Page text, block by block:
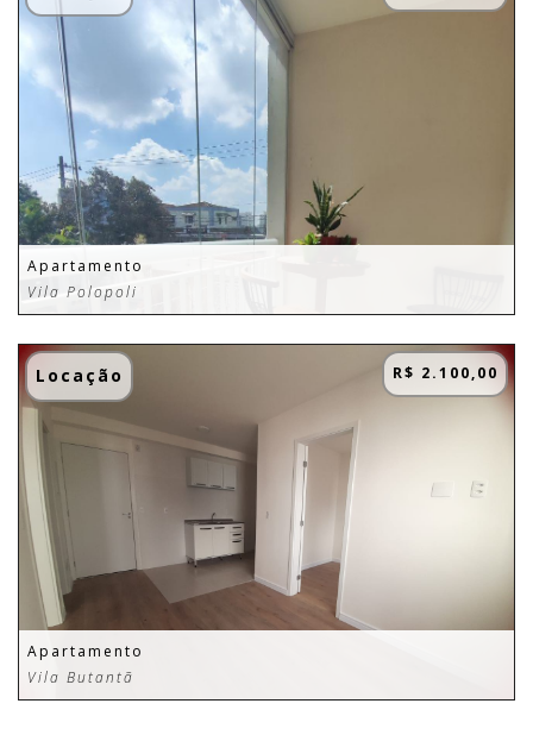
Apartamento
Vila Polopoli
Locação R$ 2.100,00
Apartamento
Vila Butantã